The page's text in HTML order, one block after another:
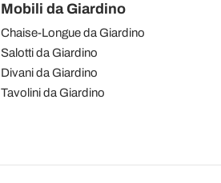
Mobili da Giardino
Chaise-Longue da Giardino
Salotti da Giardino
Divani da Giardino
Tavolini da Giardino